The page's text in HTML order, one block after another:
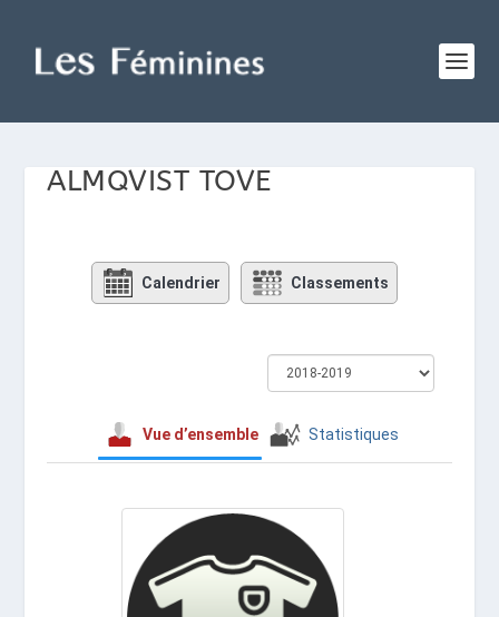
ALMQVIST TOVE
Calendrier Classements
Vue d’ensemble Statistiques